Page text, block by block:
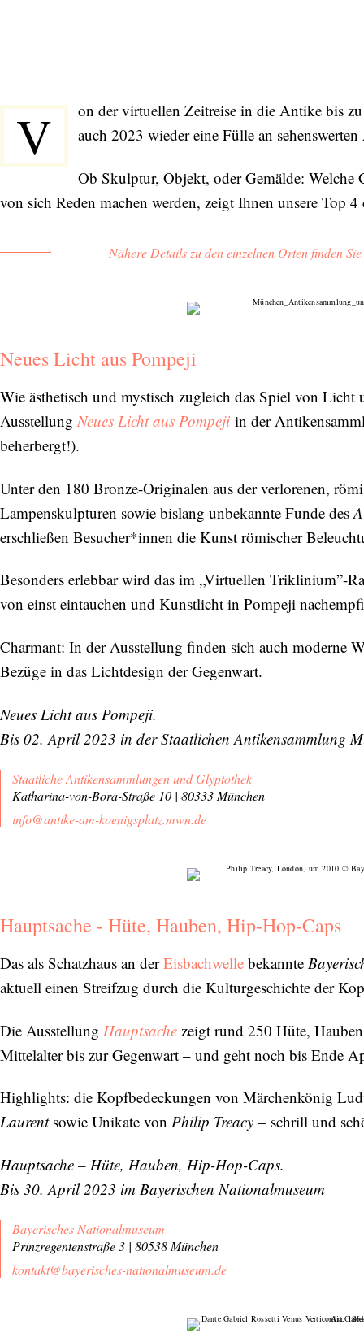
V
on der virtuellen Zeitreise in die Antike bis
auch 2023 wieder eine Fülle an
Ob Skulptur, Objekt, oder Gemälde: Welche
von sich Reden machen werden, zeigt Ihnen unsere Top
Nähere Details zu den einzelnen Orten finden
Neues Licht aus Pompeji
Wie ästhetisch und mystisch zugleich das Spiel von
Ausstellung Neues Licht aus Pompeji in der
beherbergt!).
Unter den 180 Bronze-Originalen aus der verlorenen,
Lampenskulpturen sowie bislang unbekannte Funde des
erschließen Besucher*innen die Kunst römischer
Besonders erlebbar wird das im „Virtuellen Triklinium”-
von einst eintauchen und Kunstlicht in Pompeji
Charmant: In der Ausstellung finden sich auch moderne
Bezüge in das Lichtdesign der Gegenwart.
Neues Licht aus Pompeji.
Bis 02. April 2023 in der Staatlichen Antikensammlung
Staatliche Antikensammlungen und Glyptothek
Katharina-von-Bora-Straße 10 | 80333 München
info@antike-am-koenigsplatz.mwn.de
Hauptsache - Hüte, Hauben, Hip-Hop-Caps
Das als Schatzhaus an derEisbachwelle bekannte
aktuell einen Streifzug durch die Kulturgeschichte der
Die Ausstellung Hauptsache zeigt rund 250 Hüte,
Mittelalter bis zur Gegenwart – und geht noch bis Ende
Highlights: die Kopfbedeckungen von Märchenkönig
Laurentsowie Unikate von Philip Treacy – schrill und
Hauptsache – Hüte, Hauben, Hip-Hop-Caps.
Bis 30. April 2023 im Bayerischen Nationalmuseum
Bayerisches Nationalmuseum
Prinzregentenstraße 3 | 80538 München
kontakt@bayerisches-nationalmuseum.de